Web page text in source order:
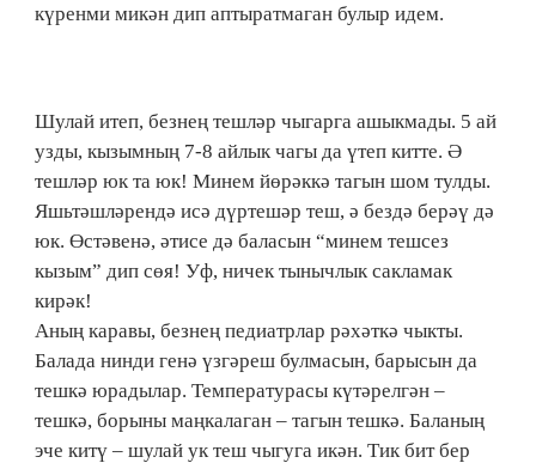
күренми микән дип аптыратмаган булыр идем.
Шулай итеп, безнең тешләр чыгарга ашыкмады. 5 ай
узды, кызымның 7-8 айлык чагы да үтеп китте. Ә
тешләр юк та юк! Минем йөрәккә тагын шом тулды.
Яшьтәшләрендә исә дүртешәр теш, ә бездә берәү дә
юк. Өстәвенә, әтисе дә баласын “минем тешсез
кызым” дип сөя! Уф, ничек тынычлык сакламак
кирәк!
Аның каравы, безнең педиатрлар рәхәткә чыкты.
Балада нинди генә үзгәреш булмасын, барысын да
тешкә юрадылар. Температурасы күтәрелгән –
тешкә, борыны маңкалаган – тагын тешкә. Баланың
эче китү – шулай ук теш чыгуга икән. Тик бит бер